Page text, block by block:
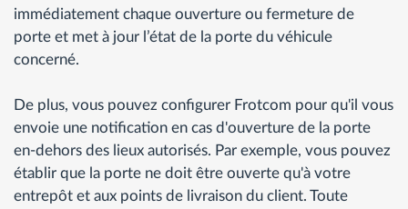
immédiatement chaque ouverture ou fermeture de
porte et met à jour l’état de la porte du véhicule
concerné.
De plus, vous pouvez configurer Frotcom pour qu'il vous
envoie une notification en cas d'ouverture de la porte
en-dehors des lieux autorisés. Par exemple, vous pouvez
établir que la porte ne doit être ouverte qu'à votre
entrepôt et aux points de livraison du client. Toute